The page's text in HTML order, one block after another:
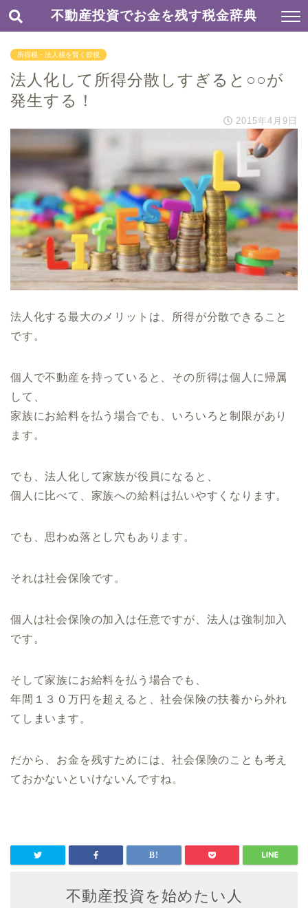
不動産投資でお金を残す税金辞典
所得税・法人税を賢く節税
法人化して所得分散しすぎると○○が
発生する！
2015年4月9日
法人化する最大のメリットは、所得が分散できること
です。
個人で不動産を持っていると、その所得は個人に帰属
して、
家族にお給料を払う場合でも、いろいろと制限があり
ます。
でも、法人化して家族が役員になると、
個人に比べて、家族への給料は払いやすくなります。
でも、思わぬ落とし穴もあります。
それは社会保険です。
個人は社会保険の加入は任意ですが、法人は強制加入
です。
そして家族にお給料を払う場合でも、
年間１３０万円を超えると、社会保険の扶養から外れ
てしまいます。
だから、お金を残すためには、社会保険のことも考え
ておかないといけないんですね。
不動産投資を始めたい人